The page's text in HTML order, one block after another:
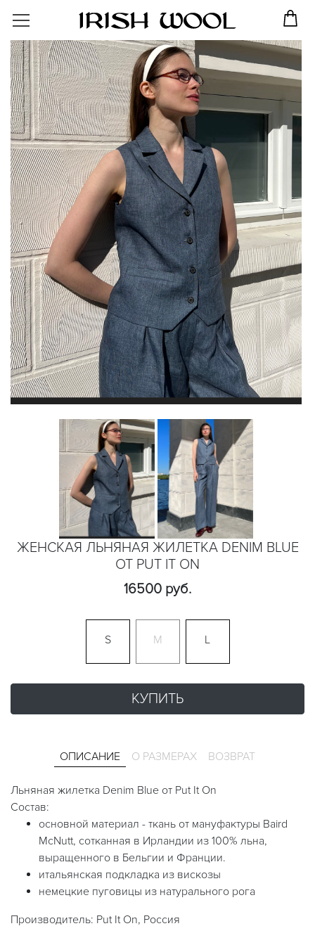
ЖЕНСКАЯ ЛЬНЯНАЯ ЖИЛЕТКА DENIM BLUE
ОТ PUT IT ON
16500 руб.
S M L
КУПИТЬ
ОПИСАНИЕ О РАЗМЕРАХ ВОЗВРАТ
Льняная жилетка Denim Blue от Put It On
Состав:
основной материал - ткань от мануфактуры Baird
McNutt, сотканная в Ирландии из 100% льна,
выращенного в Бельгии и Франции.
итальянская подкладка из вискозы
немецкие пуговицы из натурального рога
Производитель: Put It On, Россия